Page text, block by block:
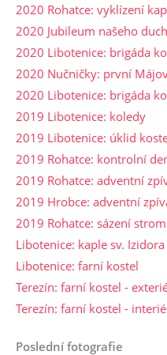
2020 Rohatce: vyklízení
2020 Jubileum našeho
2020 Libotenice: brigáda
2020 Nučničky: první
2020 Libotenice: brigáda
2019 Libotenice: koledy
2019 Libotenice: úklid
2019 Rohatce: kontrolní
2019 Rohatce: adventní
2019 Hrobce: adventní
2019 Rohatce: sázení
Libotenice: kaple sv. Izidora
Libotenice: farní kostel
Terezín: farní kostel -
Terezín: farní kostel -
Poslední fotografie